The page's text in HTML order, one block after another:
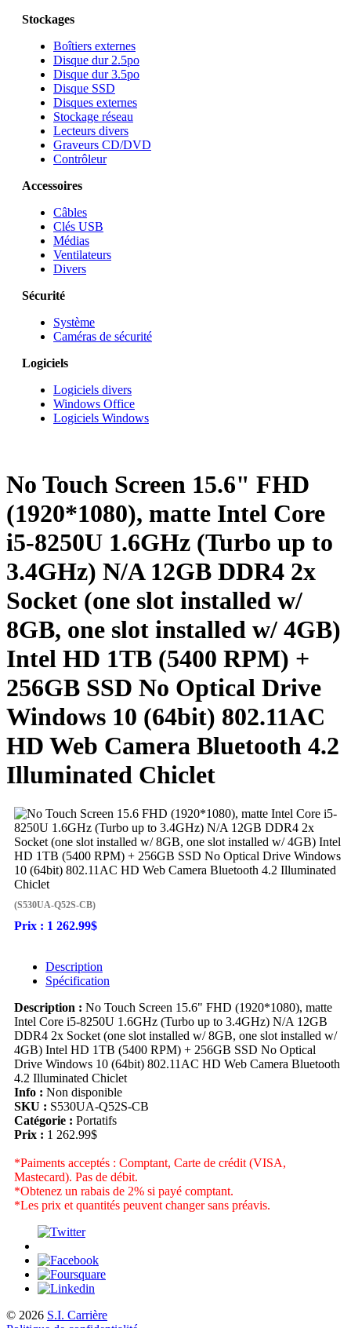
Stockages
Boîtiers externes
Disque dur 2.5po
Disque dur 3.5po
Disque SSD
Disques externes
Stockage réseau
Lecteurs divers
Graveurs CD/DVD
Contrôleur
Accessoires
Câbles
Clés USB
Médias
Ventilateurs
Divers
Sécurité
Système
Caméras de sécurité
Logiciels
Logiciels divers
Windows Office
Logiciels Windows
No Touch Screen 15.6" FHD
(1920*1080), matte Intel Core
i5-8250U 1.6GHz (Turbo up to
3.4GHz) N/A 12GB DDR4 2x
Socket (one slot installed w/
8GB, one slot installed w/ 4GB)
Intel HD 1TB (5400 RPM) +
256GB SSD No Optical Drive
Windows 10 (64bit) 802.11AC
HD Web Camera Bluetooth 4.2
Illuminated Chiclet
(S530UA-Q52S-CB)
Prix : 1 262.99$
Description
Spécification
Description : No Touch Screen 15.6" FHD (1920*1080), matte
Intel Core i5-8250U 1.6GHz (Turbo up to 3.4GHz) N/A 12GB
DDR4 2x Socket (one slot installed w/ 8GB, one slot installed w/
4GB) Intel HD 1TB (5400 RPM) + 256GB SSD No Optical
Drive Windows 10 (64bit) 802.11AC HD Web Camera Bluetooth
4.2 Illuminated Chiclet
Info : Non disponible
SKU : S530UA-Q52S-CB
Catégorie : Portatifs
Prix : 1 262.99$
*Paiments acceptés : Comptant, Carte de crédit (VISA,
Mastecard). Pas de débit.
*Obtenez un rabais de 2% si payé comptant.
*Les prix et quantités peuvent changer sans préavis.
© 2026 S.I. Carrière